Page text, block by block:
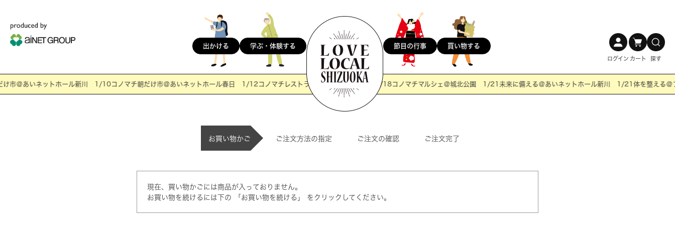
出かける 学ぶ・体験する 節目の行事 買い物する
ログイン カート 探す
あいネットホール新川 1/10コノマチ朝だけ市＠あいネットホール春日 1/12コノマチレストラン＠マウロアネーラ 1/18コノマチマルシェ＠城北公園 1/21未来に備える＠あいネットホール新川 1/21体を整える＠
お買い物かご ご注文方法の指定 ご注文の確認 ご注文完了
現在、買い物かごには商品が入っておりません。
お買い物を続けるには下の 「お買い物を続ける」 をクリックしてください。